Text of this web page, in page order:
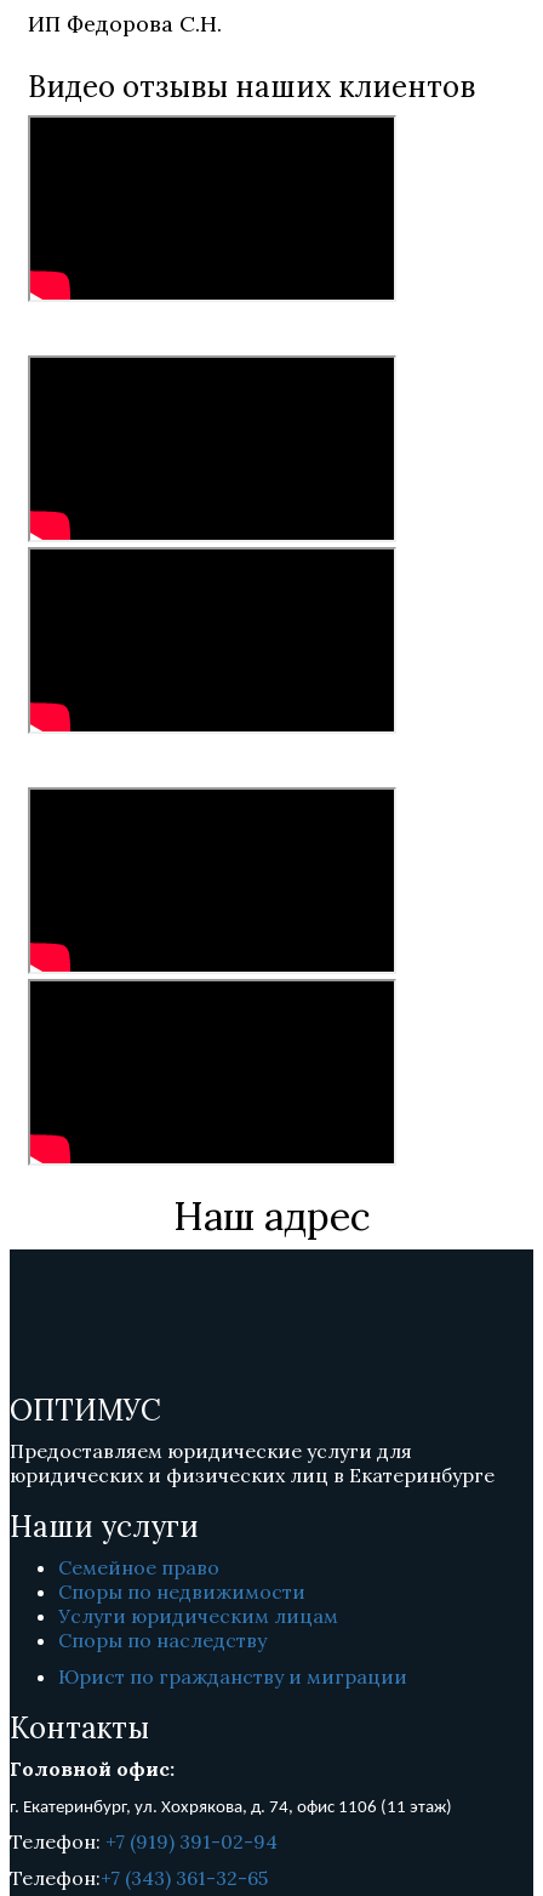
ИП Федорова С.Н.
Видео отзывы наших клиентов
Наш адрес
ОПТИМУС
Предоставляем юридические услуги для
юридических и физических лиц в Екатеринбурге
Наши услуги
Семейное право
Споры по недвижимости
Услуги юридическим лицам
Споры по наследству
Юрист по гражданству и миграции
Контакты
Головной офис:
г. Екатеринбург, ул. Хохрякова, д. 74, офис 1106 (11 этаж)
Телефон: +7 (919) 391-02-94
Телефон:+7 (343) 361-32-65